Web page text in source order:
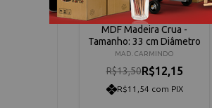
Sousplat Oitavado de
MDF Madeira Crua -
Tamanho: 33 cm Diâmetro
MAD. CARMINDO
R$13,50R$12,15
R$11,54 com PIX